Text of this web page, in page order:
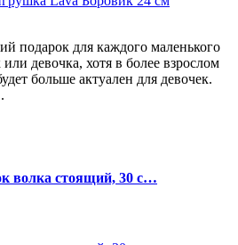
подарок для каждого маленького
девочка, хотя в более взрослом
больше актуален для девочек.
волка стоящий, 30 с…